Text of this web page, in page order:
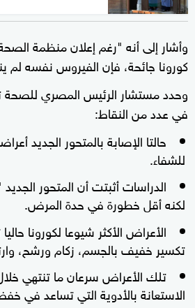
وأشار إلى أنه "رغم إعلان منظمة الصحة
كورونا جائحة، فإن الفيروس نفسه لم
وحدد مستشار الرئيس المصري للصحة
في عدد من النقاط:
حالتا الإصابة بالمتحور الجديد
للشفاء.
لكنه أقل خطورة في حدة المرض.
الأعراض الأكثر شيوعا لكورونا
تكسير خفيف بالجسم، زكام ورشح،
تلك الأعراض سرعان ما تنتهي
الاستعانة بالأدوية التي تساعد في